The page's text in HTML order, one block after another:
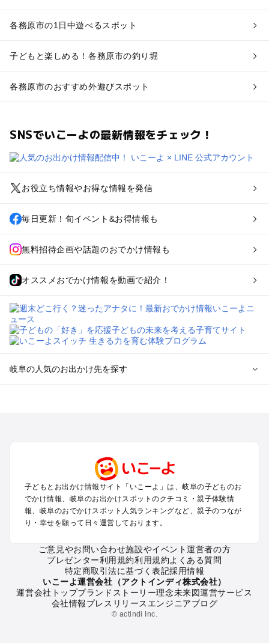
各務原市の1日中遊べるスポット
子どもと楽しめる！各務原市の釣り堀
各務原市のおすすめ外遊びスポット
SNSでいこーよの最新情報をチェック！
お役立ち情報やお得な情報を発信
毎日更新！旬イベント&お得情報も
無料招待企画や話題のおでかけ情報も
オススメおでかけ情報を動画で紹介！
岐阜の人気のお出かけ先を探す
高山・下呂・飛騨・奥飛騨周辺のプールお出かけ
郡上・美濃・関のプールお出かけ
木曽路・木曽周辺のプールお出かけ
白川郷のプールお出かけ
岐阜の遊園地
岐阜の動物園
岐阜のバーベキュー
岐阜の釣り
岐阜の牧場
子どもとお出かけ情報サイト「いこーよ」は、岐阜の子どものお
でかけ情報、岐阜のお出かけスポットのクチコミ・親子体験情
報、岐阜のおでかけスポット人気ランキングなど、親子のつなが
り・幸せを願って日々運営しております。
ご意見やお問い合わせ施設やイベント運営者の方
プレゼンター利用規約利用規約よくある質問
特定商取引法に基づく表記採用情報
いこーよ運営会社（アクトインディ株式会社）
運営会社トップブランドストーリー理念未来図運営サービス
会社情報プレスリリース エンジニアブログ
© actindi Inc.